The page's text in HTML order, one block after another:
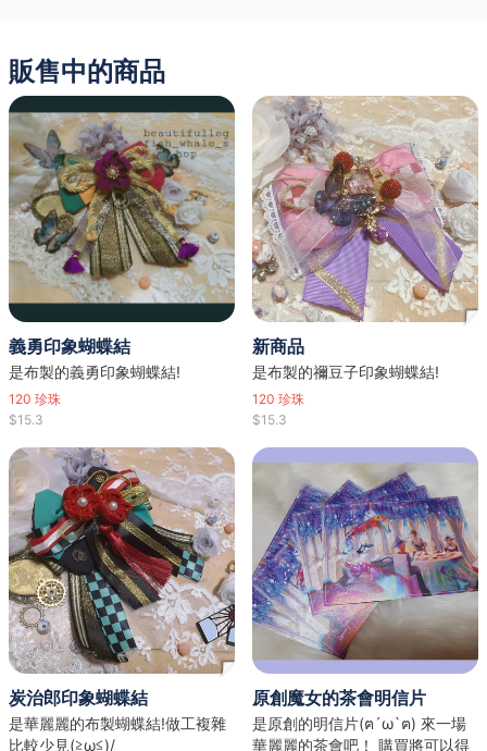
販售中的商品
義勇印象蝴蝶結
是布製的義勇印象蝴蝶結!
120 珍珠
$15.3
新商品
是布製的禰豆子印象蝴蝶結!
120 珍珠
$15.3
炭治郎印象蝴蝶結
是華麗麗的布製蝴蝶結!做工複雜
比較少見(≧ω≦)/
原創魔女的茶會明信片
是原創的明信片(ฅ´ω`ฅ) 來一場
華麗麗的茶會吧！ 購買將可以得